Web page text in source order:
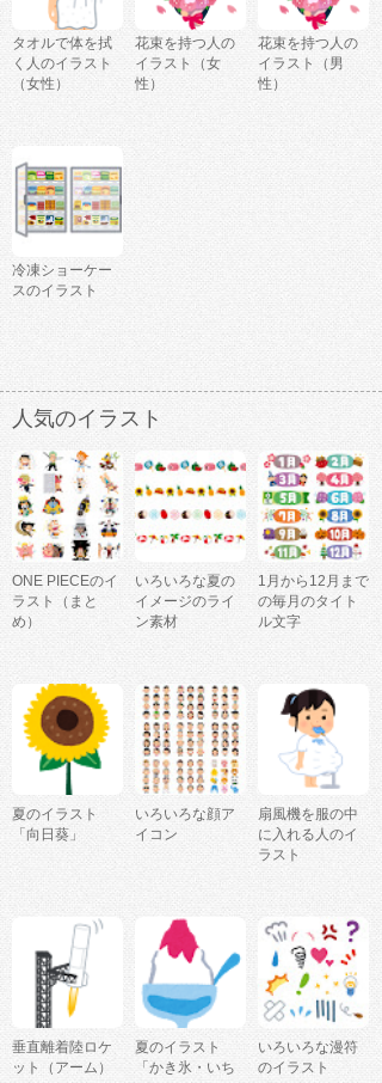
タオルで体を拭
く人のイラスト
（女性）
花束を持つ人の
イラスト（女
性）
花束を持つ人の
イラスト（男
性）
冷凍ショーケー
スのイラスト
人気のイラスト
ONE PIECEのイ
ラスト（まと
め）
いろいろな夏の
イメージのライ
ン素材
1月から12月まで
の毎月のタイト
ル文字
夏のイラスト
「向日葵」
いろいろな顔ア
イコン
扇風機を服の中
に入れる人のイ
ラスト
垂直離着陸ロケ
ット（アーム）
夏のイラスト
「かき氷・いち
いろいろな漫符
のイラスト